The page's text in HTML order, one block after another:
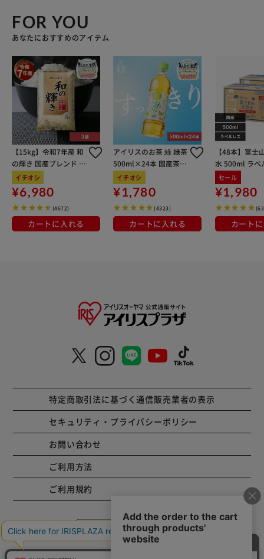
FOR YOU
あなたにおすすめのアイテム
【15kg】令和7年産 和
の輝き 国産ブレンド 5
kg×3袋
イチオシ
¥6,980
(4672)
カートに入れる
アイリスのお茶 綠 緑茶
500ml×24本 国産茶葉
100％使用
イチオシ
¥1,780
(4323)
カートに入れる
【48本】富士
水 500ml ラベ
セール
¥1,980
カート
特定商取引法に基づく通信販売業者の表示
セキュリティ・プライバシーポリシー
お問い合わせ
ご利用方法
ご利用規約
コーポレートサイト